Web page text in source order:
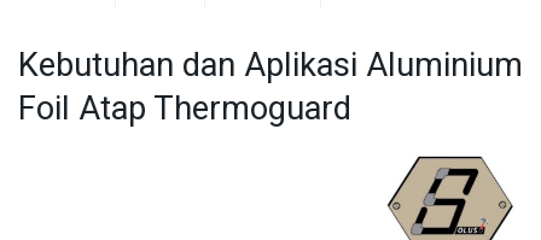
Kebutuhan dan Aplikasi Aluminium
Foil Atap Thermoguard